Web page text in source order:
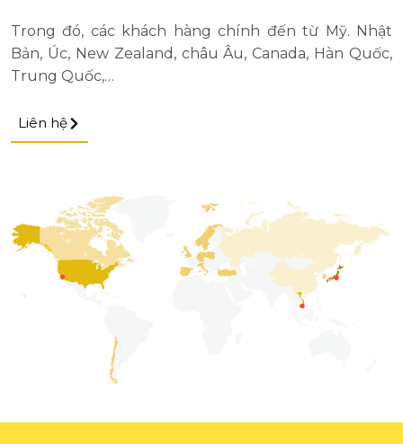
Trong đó, các khách hàng chính đến từ Mỹ. Nhật
Bản, Úc, New Zealand, châu Âu, Canada, Hàn Quốc,
Trung Quốc,…
Liên hệ